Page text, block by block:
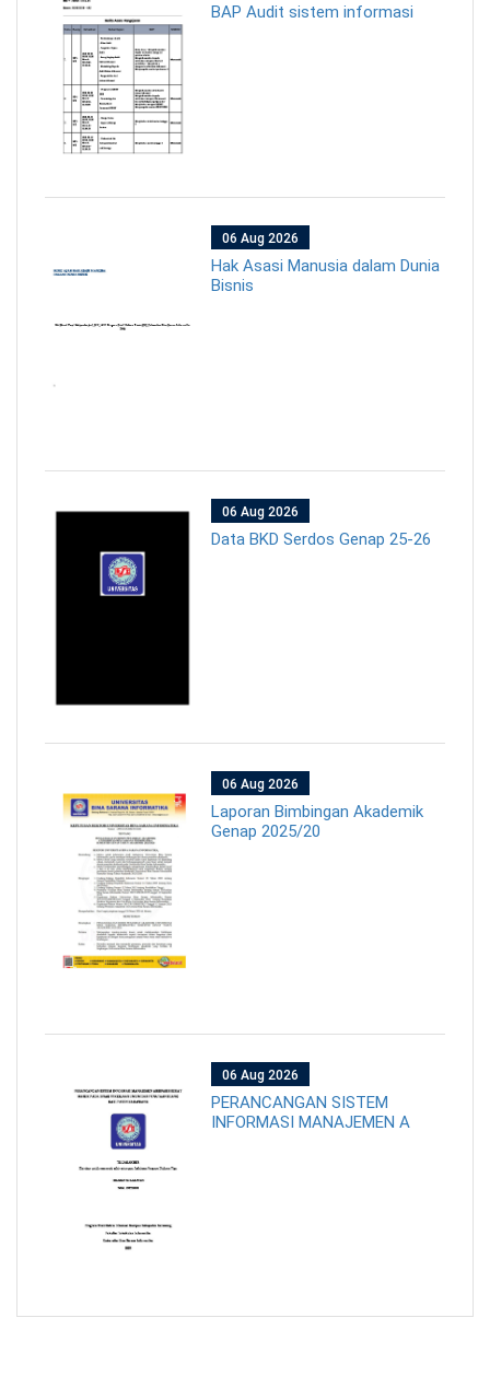
BAP Audit sistem informasi
06 Aug 2026
Hak Asasi Manusia dalam Dunia
Bisnis
06 Aug 2026
Data BKD Serdos Genap 25-26
06 Aug 2026
Laporan Bimbingan Akademik
Genap 2025/20
06 Aug 2026
PERANCANGAN SISTEM
INFORMASI MANAJEMEN A